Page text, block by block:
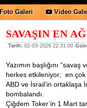
Foto Galeri Video
SAVAŞIN EN
Tarih: 02-03-2026 22:31:00
Yazımın başlığını
herkes etkileniyor; en çok
ABD ve İsrail’in ortaklaşa
bombalandı.
Çiğdem Toker’in 1 Mart